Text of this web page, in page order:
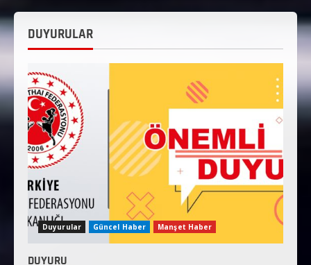
DUYURULAR
Duyurular Güncel Haber Manşet Haber
DUYURU